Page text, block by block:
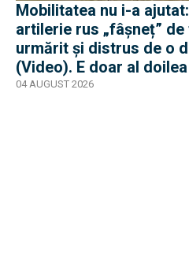
Mobilitatea nu i-a
artilerie rus „fâșneț”
urmărit și distrus de o
(Video). E doar al
război
04 AUGUST 2026